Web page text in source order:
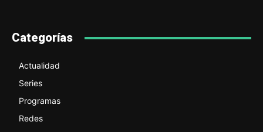
Categorías
Actualidad
Series
Programas
Redes